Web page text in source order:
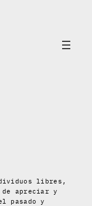
libres,
de apreciar y
pasado y